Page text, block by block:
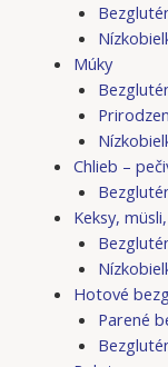
Múky
Chlieb –
Keksy,
Hotové
Parené